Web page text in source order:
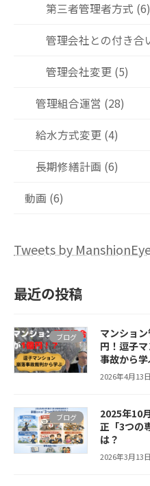
第三者管理者方式 (6)
管理会社との付き合
管理会社変更 (5)
管理組合運営 (28)
給水方式変更 (4)
長期修繕計画 (6)
動画 (6)
Tweets by
最近の投稿
ブログ
マンショ
円！逗子
事故から
2026年4月13日
ブログ
2025年10
正「3つの
は？
2026年3月13日